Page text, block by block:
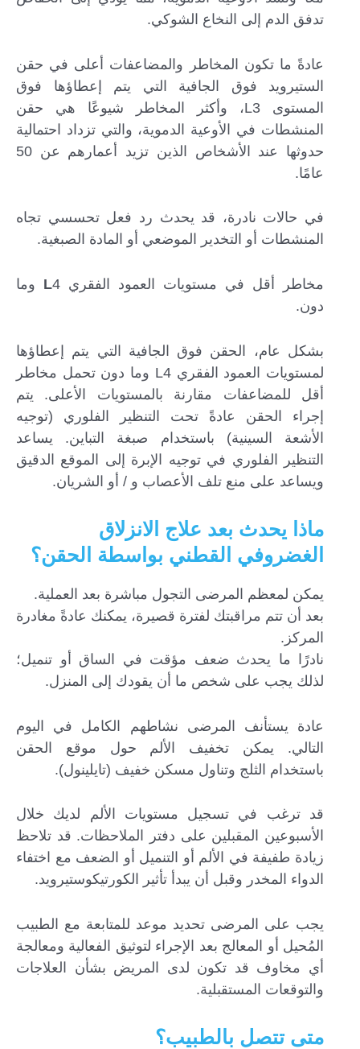
تدفق الدم إلى النخاع الشوكي.
عادةً ما تكون المخاطر والمضاعفات أعلى في حقن
الستيرويد فوق الجافية التي يتم إعطاؤها فوق
المستوى L3، وأكثر المخاطر شيوعًا هي حقن
المنشطات في الأوعية الدموية، والتي تزداد احتمالية
حدوثها عند الأشخاص الذين تزيد أعمارهم عن 50
عامًا.
في حالات نادرة، قد يحدث رد فعل تحسسي تجاه
المنشطات أو التخدير الموضعي أو المادة الصبغية.
مخاطر أقل في مستويات العمود الفقري L 4 وما
دون.
بشكل عام، الحقن فوق الجافية التي يتم إعطاؤها
لمستويات العمود الفقري L4 وما دون تحمل مخاطر
أقل للمضاعفات مقارنة بالمستويات الأعلى. يتم
إجراء الحقن عادةً تحت التنظير الفلوري (توجيه
الأشعة السينية) باستخدام صبغة التباين. يساعد
التنظير الفلوري في توجيه الإبرة إلى الموقع الدقيق
ويساعد على منع تلف الأعصاب و / أو الشريان.
ماذا يحدث بعد علاج الانزلاق
الغضروفي القطني بواسطة الحقن؟
يمكن لمعظم المرضى التجول مباشرة بعد العملية.
بعد أن تتم مراقبتك لفترة قصيرة، يمكنك عادةً مغادرة
المركز.
نادرًا ما يحدث ضعف مؤقت في الساق أو تنميل؛
لذلك يجب على شخص ما أن يقودك إلى المنزل.
عادة يستأنف المرضى نشاطهم الكامل في اليوم
التالي. يمكن تخفيف الألم حول موقع الحقن
باستخدام الثلج وتناول مسكن خفيف (تايلينول).
قد ترغب في تسجيل مستويات الألم لديك خلال
الأسبوعين المقبلين على دفتر الملاحظات. قد تلاحظ
زيادة طفيفة في الألم أو التنميل أو الضعف مع اختفاء
الدواء المخدر وقبل أن يبدأ تأثير الكورتيكوستيرويد.
يجب على المرضى تحديد موعد للمتابعة مع الطبيب
المُحيل أو المعالج بعد الإجراء لتوثيق الفعالية ومعالجة
أي مخاوف قد تكون لدى المريض بشأن العلاجات
والتوقعات المستقبلية.
متى تتصل بالطبيب؟